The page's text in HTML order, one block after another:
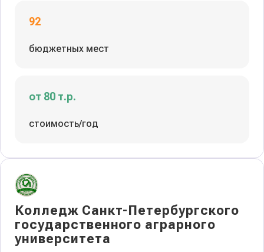
92
бюджетных мест
от 80 т.р.
стоимость/год
Колледж Санкт-Петербургского
государственного аграрного
университета